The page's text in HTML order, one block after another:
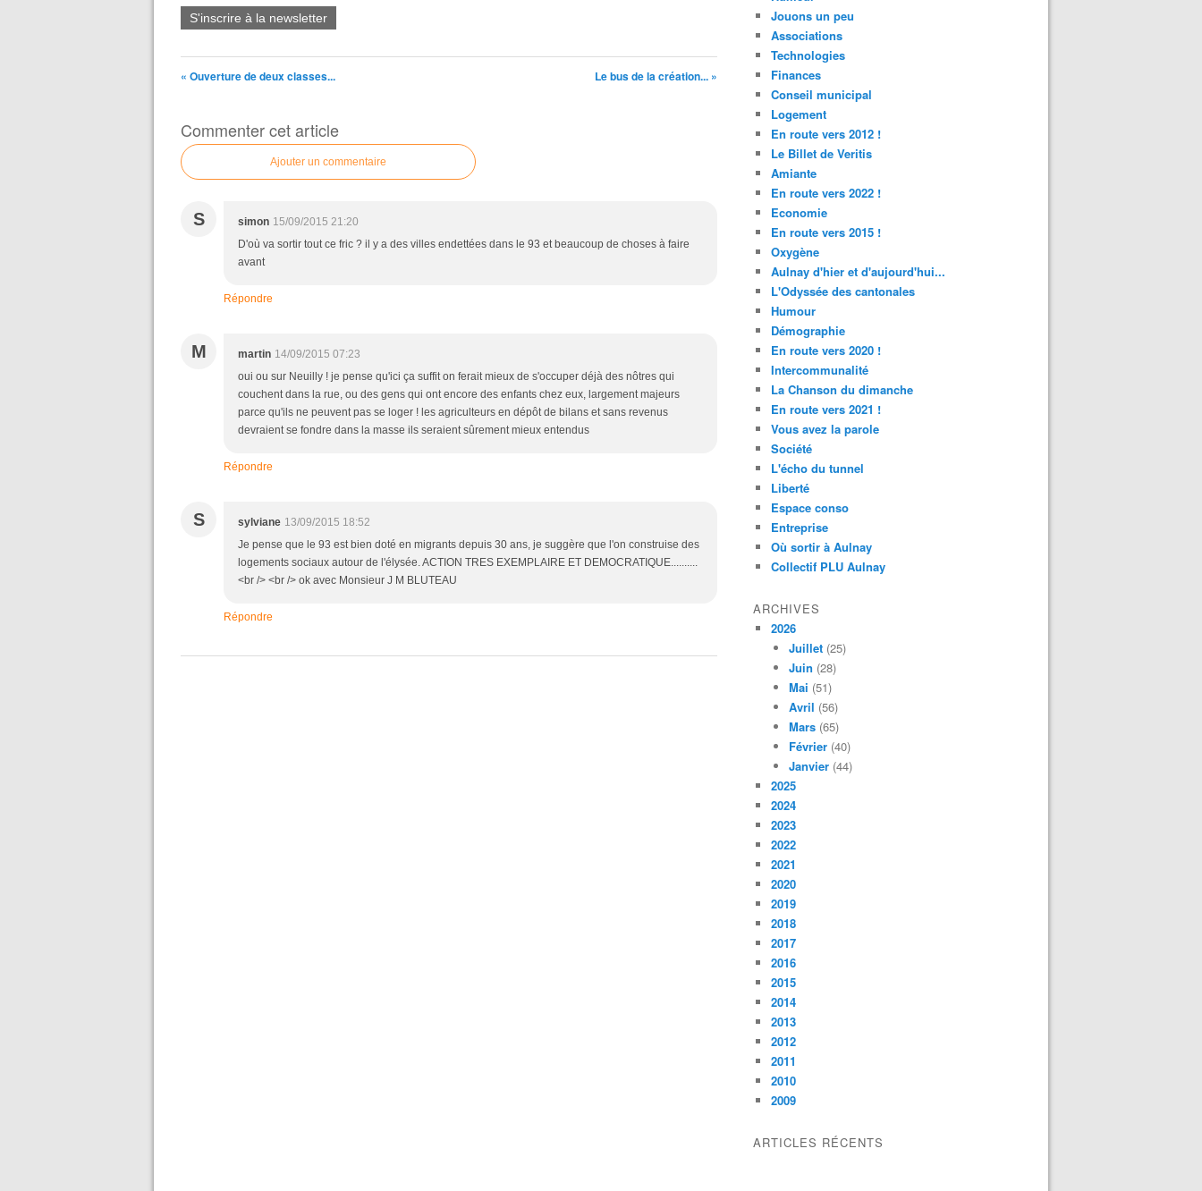
S'inscrire à la newsletter
« Ouverture de deux classes... Le bus de la création... »
Commenter cet article
Ajouter un commentaire
S simon 15/09/2015 21:20
D'où va sortir tout ce fric ? il y a des villes endettées dans le 93 et beaucoup de choses à faire
avant
Répondre
M martin 14/09/2015 07:23
oui ou sur Neuilly ! je pense qu'ici ça suffit on ferait mieux de s'occuper déjà des nôtres qui
couchent dans la rue, ou des gens qui ont encore des enfants chez eux, largement majeurs
parce qu'ils ne peuvent pas se loger ! les agriculteurs en dépôt de bilans et sans revenus
devraient se fondre dans la masse ils seraient sûrement mieux entendus
Répondre
S sylviane 13/09/2015 18:52
Je pense que le 93 est bien doté en migrants depuis 30 ans, je suggère que l'on construise des
logements sociaux autour de l'élysée. ACTION TRES EXEMPLAIRE ET DEMOCRATIQUE..........
<br /> <br /> ok avec Monsieur J M BLUTEAU
Répondre
Jouons un peu
Associations
Technologies
Finances
Conseil municipal
Logement
En route vers 2012 !
Le Billet de Veritis
Amiante
En route vers 2022 !
Economie
En route vers 2015 !
Oxygène
Aulnay d'hier et d'aujourd'hui...
L'Odyssée des cantonales
Humour
Démographie
En route vers 2020 !
Intercommunalité
La Chanson du dimanche
En route vers 2021 !
Vous avez la parole
Société
L'écho du tunnel
Liberté
Espace conso
Entreprise
Où sortir à Aulnay
Collectif PLU Aulnay
ARCHIVES
2026
Juillet (25)
Juin (28)
Mai (51)
Avril (56)
Mars (65)
Février (40)
Janvier (44)
2025
2024
2023
2022
2021
2020
2019
2018
2017
2016
2015
2014
2013
2012
2011
2010
2009
ARTICLES RÉCENTS